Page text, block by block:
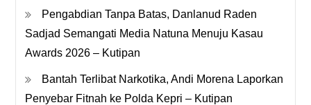
Pengabdian Tanpa Batas, Danlanud Raden
Sadjad Semangati Media Natuna Menuju Kasau
Awards 2026 – Kutipan
Bantah Terlibat Narkotika, Andi Morena Laporkan
Penyebar Fitnah ke Polda Kepri – Kutipan